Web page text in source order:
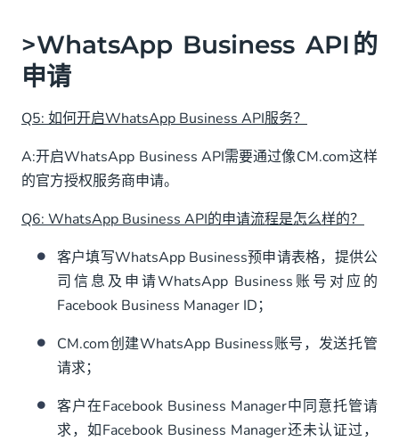
>WhatsApp Business API的
申请
Q5: 如何开启WhatsApp Business API服务？
A:开启WhatsApp Business API需要通过像CM.com这样
的官方授权服务商申请。
Q6: WhatsApp Business API的申请流程是怎么样的？
客户填写WhatsApp Business预申请表格，提供公
司信息及申请WhatsApp Business账号对应的
Facebook Business Manager ID；
CM.com创建WhatsApp Business账号，发送托管
请求；
客户在Facebook Business Manager中同意托管请
求，如Facebook Business Manager还未认证过，